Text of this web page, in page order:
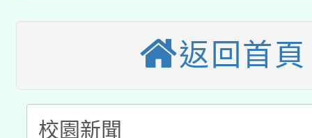
接種之民眾」措施，延
月28日止
用水績優單位及節水達
桃園市孔廟祈福系列
開 智慧啟航」
「2026桃園藝術巡演
關事宜
國立臺灣師範大學辦理
函轉國家教育研究院中
返回首頁